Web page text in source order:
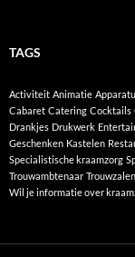
TAGS
Activiteit Animatie
Cabaret Catering Cocktails
Drankjes Drukwerk
Geschenken Kastelen
Specialistische kraamzorg
Trouwambtenaar Trouwzalen
Wil je informatie over